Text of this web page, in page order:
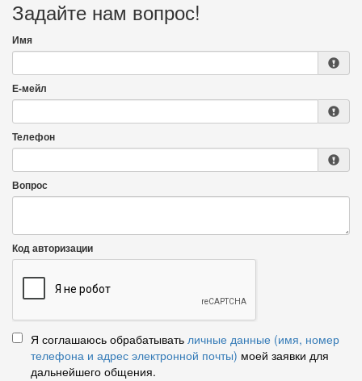
Задайте нам вопрос!
Имя
Е-мейл
Телефон
Вопрос
Код авторизации
Я соглашаюсь обрабатывать личные данные (имя, номер
телефона и адрес электронной почты) моей заявки для
дальнейшего общения.